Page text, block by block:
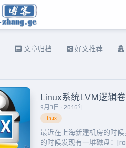
文章归档 好文推荐
9月3日 · 2016年
Linux系统LVM逻辑
linux
最近在上海新建机房的时
的时候发现有一堆磁盘：